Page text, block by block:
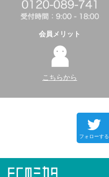
会員メリット
こちらから
フォローする